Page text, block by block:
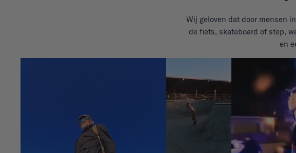
Wij geloven dat door mensen
de fiets, skateboard of step,
en